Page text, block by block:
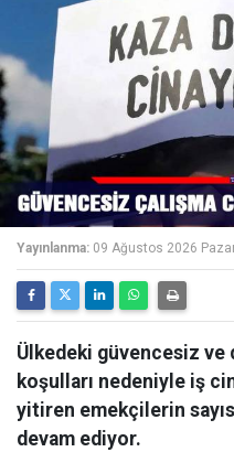
Yayınlanma: 09 Ağustos 2026
Ülkedeki güvencesiz ve
koşulları nedeniyle iş
yitiren emekçilerin
devam ediyor.